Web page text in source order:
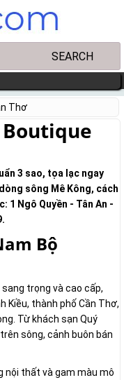
Thơ
Boutique
3 sao, tọa lạc ngay
sông Mê Kông, cách
1 Ngô Quyền - Tân An -
Bộ
trọng và cao cấp,
Kiều, thành phố Cần Thơ,
Từ khách sạn Quý
sông, cảnh buôn bán
nội thất và gam màu mô